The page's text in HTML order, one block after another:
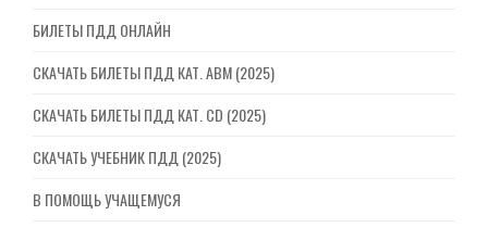
БИЛЕТЫ ПДД ОНЛАЙН
СКАЧАТЬ БИЛЕТЫ ПДД КАТ. ABM (2025)
СКАЧАТЬ БИЛЕТЫ ПДД КАТ. CD (2025)
СКАЧАТЬ УЧЕБНИК ПДД (2025)
В ПОМОЩЬ УЧАЩЕМУСЯ